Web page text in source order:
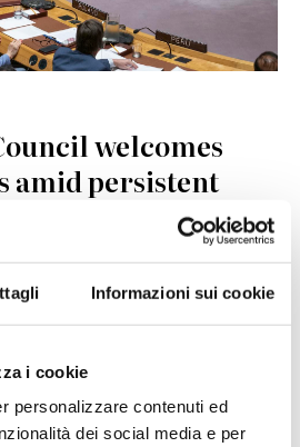
Informazioni sui cookie
i cookie
personalizzare contenuti ed
dei social media e per
welcomes
amid persistent